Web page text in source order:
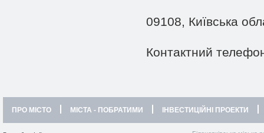
09108, Київська
Контактний
ПРО МІСТО МІСТА - ПОБРАТИМИ ІНВЕСТИЦІЙНІ ПРОЕКТИ